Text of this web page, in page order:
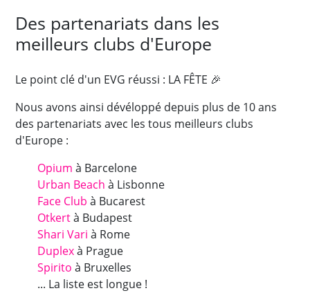
Des partenariats dans les
meilleurs clubs d'Europe
Le point clé d'un EVG réussi : LA FÊTE 🎉
Nous avons ainsi dévéloppé depuis plus de 10 ans
des partenariats avec les tous meilleurs clubs
d'Europe :
Opium à Barcelone
Urban Beach à Lisbonne
Face Club à Bucarest
Otkertà Budapest
Shari Vari à Rome
Duplexà Prague
Spirito à Bruxelles
... La liste est longue !